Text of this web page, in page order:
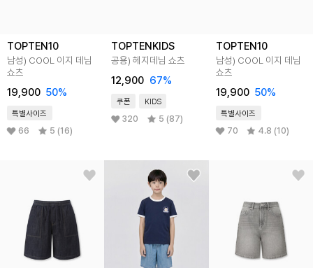
TOPTEN10
남성) COOL 이지 데님
쇼츠
19,900 50%
특별사이즈
66 5 (16)
TOPTENKIDS
공용) 헤지데님 쇼츠
12,900 67%
쿠폰 KIDS
320 5 (87)
TOPTEN10
남성) COOL 이지 데님
쇼츠
19,900 50%
특별사이즈
70 4.8 (10)